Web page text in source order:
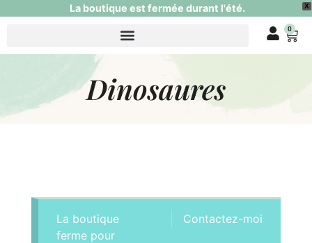
X
La boutique est fermée durant l'été.
0
Dinosaures
Contactez-moi
La boutique
ferme pour